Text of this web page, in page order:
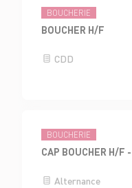
BOUCHERIE
BOUCHER H/F
CDD
BOUCHERIE
CAP BOUCHER H/F
Alternance